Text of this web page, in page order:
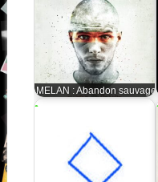
MELAN : Abandon sauvage